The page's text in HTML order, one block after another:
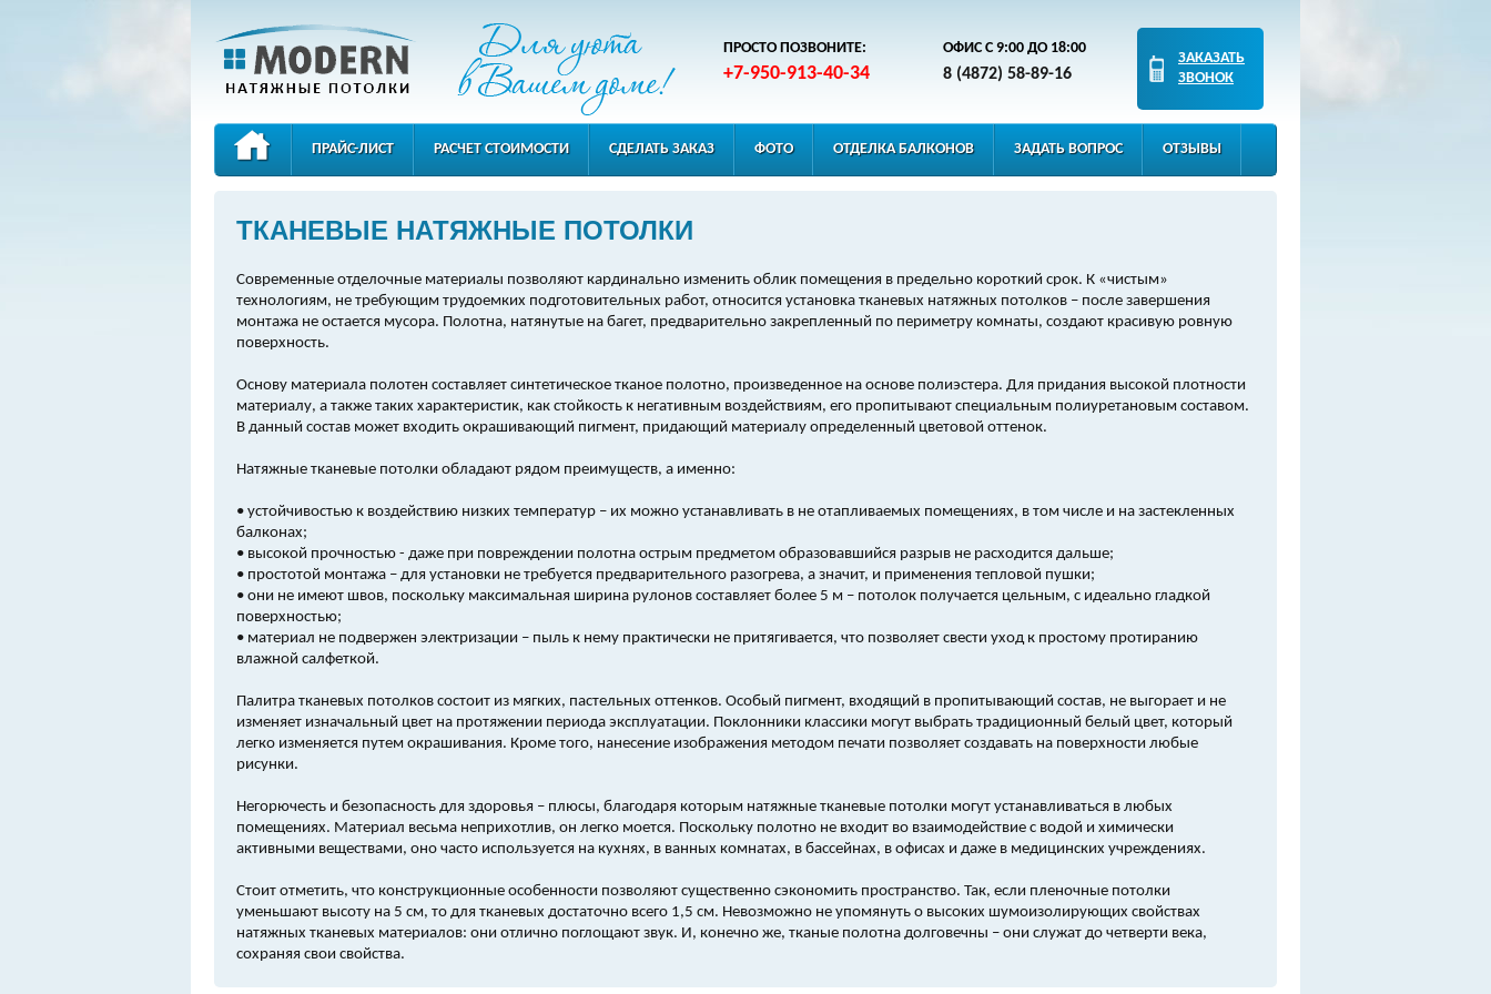
ПРОСТО ПОЗВОНИТЕ:
+7-950-913-40-34
ОФИС С 9:00 ДО 18:00
8 (4872) 58-89-16
ЗАКАЗАТЬ
ЗВОНОК
ПРАЙС-ЛИСТ РАСЧЕТ СТОИМОСТИ СДЕЛАТЬ ЗАКАЗ ФОТО ОТДЕЛКА БАЛКОНОВ ЗАДАТЬ ВОПРОС ОТЗЫВЫ
ТКАНЕВЫЕ НАТЯЖНЫЕ ПОТОЛКИ
Современные отделочные материалы позволяют кардинально изменить облик помещения в предельно короткий срок. К «чистым»
технологиям, не требующим трудоемких подготовительных работ, относится установка тканевых натяжных потолков – после завершения
монтажа не остается мусора. Полотна, натянутые на багет, предварительно закрепленный по периметру комнаты, создают красивую ровную
поверхность.
Основу материала полотен составляет синтетическое тканое полотно, произведенное на основе полиэстера. Для придания высокой плотности
материалу, а также таких характеристик, как стойкость к негативным воздействиям, его пропитывают специальным полиуретановым составом.
В данный состав может входить окрашивающий пигмент, придающий материалу определенный цветовой оттенок.
Натяжные тканевые потолки обладают рядом преимуществ, а именно:
• устойчивостью к воздействию низких температур – их можно устанавливать в не отапливаемых помещениях, в том числе и на застекленных
балконах;
• высокой прочностью - даже при повреждении полотна острым предметом образовавшийся разрыв не расходится дальше;
• простотой монтажа – для установки не требуется предварительного разогрева, а значит, и применения тепловой пушки;
• они не имеют швов, поскольку максимальная ширина рулонов составляет более 5 м – потолок получается цельным, с идеально гладкой
поверхностью;
• материал не подвержен электризации – пыль к нему практически не притягивается, что позволяет свести уход к простому протиранию
влажной салфеткой.
Палитра тканевых потолков состоит из мягких, пастельных оттенков. Особый пигмент, входящий в пропитывающий состав, не выгорает и не
изменяет изначальный цвет на протяжении периода эксплуатации. Поклонники классики могут выбрать традиционный белый цвет, который
легко изменяется путем окрашивания. Кроме того, нанесение изображения методом печати позволяет создавать на поверхности любые
рисунки.
Негорючесть и безопасность для здоровья – плюсы, благодаря которым натяжные тканевые потолки могут устанавливаться в любых
помещениях. Материал весьма неприхотлив, он легко моется. Поскольку полотно не входит во взаимодействие с водой и химически
активными веществами, оно часто используется на кухнях, в ванных комнатах, в бассейнах, в офисах и даже в медицинских учреждениях.
Стоит отметить, что конструкционные особенности позволяют существенно сэкономить пространство. Так, если пленочные потолки
уменьшают высоту на 5 см, то для тканевых достаточно всего 1,5 см. Невозможно не упомянуть о высоких шумоизолирующих свойствах
натяжных тканевых материалов: они отлично поглощают звук. И, конечно же, тканые полотна долговечны – они служат до четверти века,
сохраняя свои свойства.